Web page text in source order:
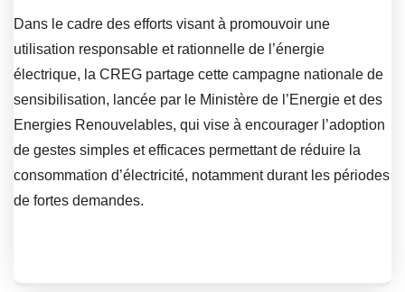
Dans le cadre des efforts visant à promouvoir une
utilisation responsable et rationnelle de l’énergie
électrique, la CREG partage cette campagne nationale de
sensibilisation, lancée par le Ministère de l’Energie et des
Energies Renouvelables, qui vise à encourager l’adoption
de gestes simples et efficaces permettant de réduire la
consommation d’électricité, notamment durant les périodes
de fortes demandes.